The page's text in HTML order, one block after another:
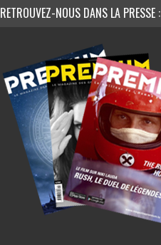
RETROUVEZ-NOUS DANS LA PRESSE :